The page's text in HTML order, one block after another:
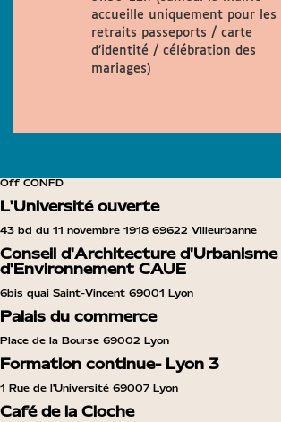
accueille uniquement pour les
retraits passeports / carte
d’identité / célébration des
mariages)
Off CONFD
L'Université ouverte
43 bd du 11 novembre 1918 69622 Villeurbanne
Conseil d'Architecture
d'Environnement CAUE
6bis quai Saint-Vincent 69001 Lyon
Palais du commerce
Place de la Bourse 69002 Lyon
Formation continue- Lyon 3
1 Rue de l'Université 69007 Lyon
Café de la Cloche